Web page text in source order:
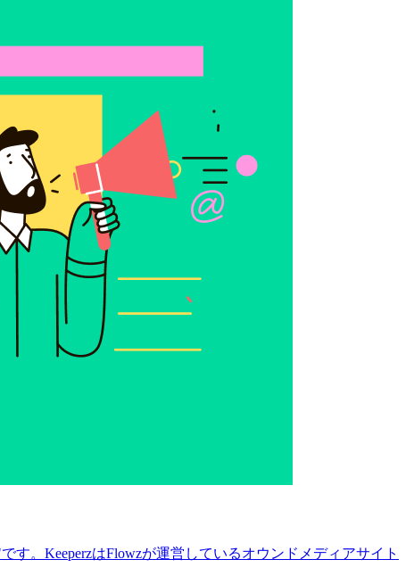
。KeeperzはFlowzが運営しているオウンドメディアサイト